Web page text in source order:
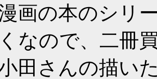
画の本のシリ
なので、二冊
田さんの描い